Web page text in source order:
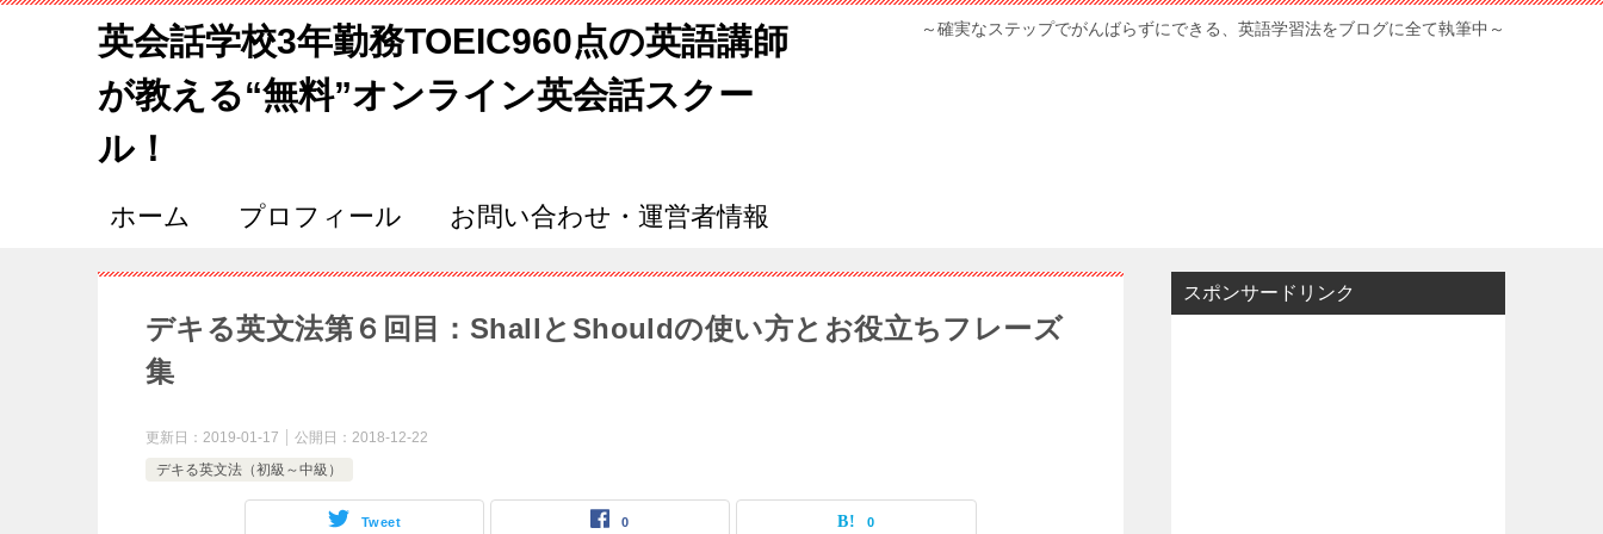
英会話学校3年勤務TOEIC960点の英語講師
が教える“無料”オンライン英会話スクー
ル！
～確実なステップでがんばらずにできる、英語学習法をブログに全て執筆中～
ホーム プロフィール お問い合わせ・運営者情報
デキる英文法第６回目：ShallとShouldの使い方とお役立ちフレーズ
集
更新日： 2019-01-17 公開日： 2018-12-22
デキる英文法（初級～中級）
Tweet 0 0
スポンサードリンク